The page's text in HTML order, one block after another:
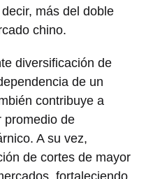
más del doble
chino.
diversificación de
de un
contribuye a
promedio de
A su vez,
de cortes de mayor